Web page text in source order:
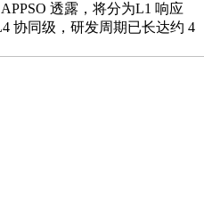
透露，将分为L1 响应
协同级，研发周期已长达约 4